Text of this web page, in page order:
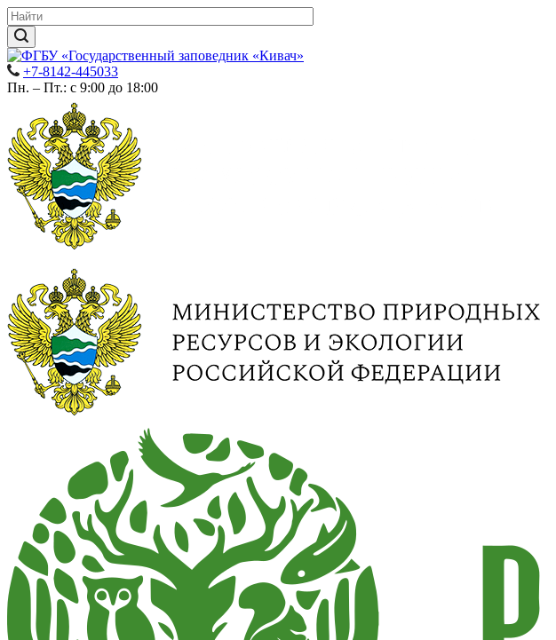
+7-8142-445033
Пн. – Пт.: с 9:00 до 18:00